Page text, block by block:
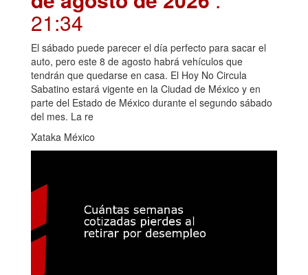
21:34
El sábado puede parecer el día perfecto para sacar el
auto, pero este 8 de agosto habrá vehículos que
tendrán que quedarse en casa. El Hoy No Circula
Sabatino estará vigente en la Ciudad de México y en
parte del Estado de México durante el segundo sábado
del mes. La re
Xataka México